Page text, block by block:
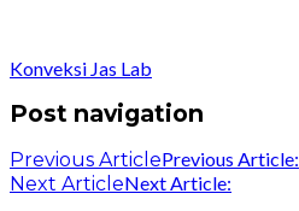
Konveksi Jas Lab
Post navigation
Previous ArticlePrevious Article:
Next ArticleNext Article: